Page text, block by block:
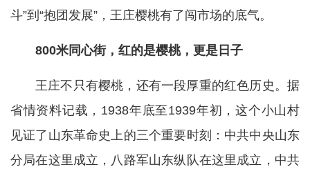
斗”到“抱团发展”，王庄樱桃有了闯市场的底气。
800米同心街，红的是樱桃，更是日子
王庄不只有樱桃，还有一段厚重的红色历史。据
省情资料记载，1938年底至1939年初，这个小山村
见证了山东革命史上的三个重要时刻：中共中央山东
分局在这里成立，八路军山东纵队在这里成立，中共